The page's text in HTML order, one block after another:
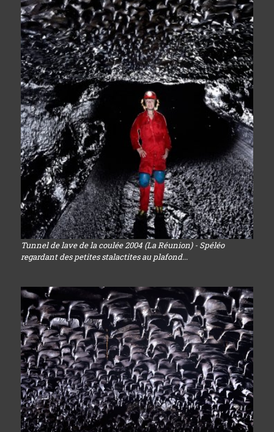
Tunnel de lave de la coulée 2004 (La Réunion) - Spéléo
regardant des petites stalactites au plafond...